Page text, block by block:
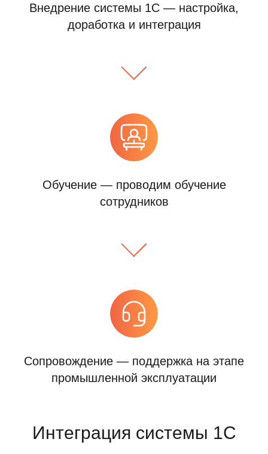
Внедрение системы 1C — настройка,
доработка и интеграция
Обучение — проводим обучение
сотрудников
Сопровождение — поддержка на этапе
промышленной эксплуатации
Интеграция системы 1С